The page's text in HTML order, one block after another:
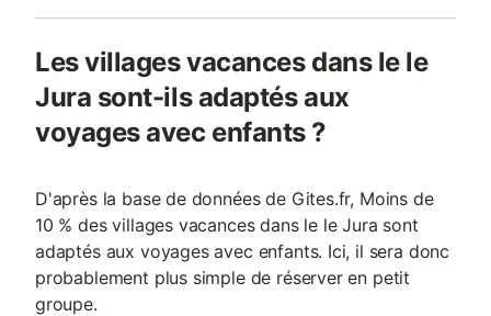
Les villages vacances dans le le
Jura sont-ils adaptés aux
voyages avec enfants ?
D'après la base de données de Gites.fr, Moins de
10 % des villages vacances dans le le Jura sont
adaptés aux voyages avec enfants. Ici, il sera donc
probablement plus simple de réserver en petit
groupe.